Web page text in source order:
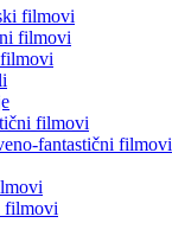
filmovi
filmovi
filmovi
fantastični filmovi
filmovi